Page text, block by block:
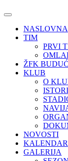
NASLOVNA
TIM
PRVI
ŽFK
KLUB
O
NOVOSTI
KALENDAR
GALERIJA